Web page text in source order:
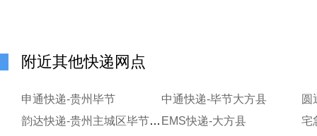
附近其他快递网点
申通快递-贵州毕节 中通快递-毕节大方县
圆
韵达快递-贵州主城区毕节服务部 EMS快递-大方县
宅